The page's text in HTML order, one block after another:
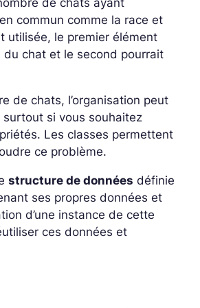
de chats ayant
commun comme la race et
utilisée, le premier élément
du chat et le second pourrait
de chats, l’organisation peut
si vous souhaitez
Les classes permettent
ce problème.
structure de données définie
ses propres données et
d’une instance de cette
ces données et